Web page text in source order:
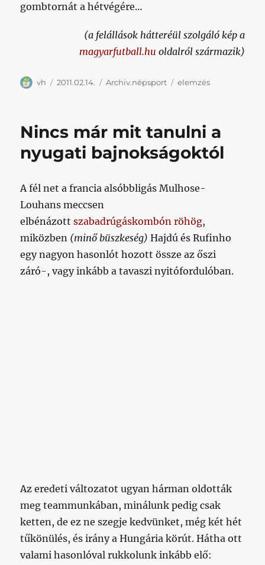
gombtornát a hétvégére…
(a felállások hátteréül szolgáló kép a
magyarfutball.hu oldalról származik)
Szerző
vh Közzétéve
2011.02.14. Kategória
Archiv.népsport Címke
elemzés
Nincs már mit tanulni a
nyugati bajnokságoktól
A fél net a francia alsóbbligás Mulhose-
Louhans meccsen
elbénázottszabadrúgáskombón röhög,
miközben (minő büszkeség) Hajdú és Rufinho
egy nagyon hasonlót hozott össze az őszi
záró-, vagy inkább a tavaszi nyitófordulóban.
Az eredeti változatot ugyan hárman oldották
meg teammunkában, minálunk pedig csak
ketten, de ez ne szegje kedvünket, még két hét
tűkönülés, és irány a Hungária körút. Hátha ott
valami hasonlóval rukkolunk inkább elő: